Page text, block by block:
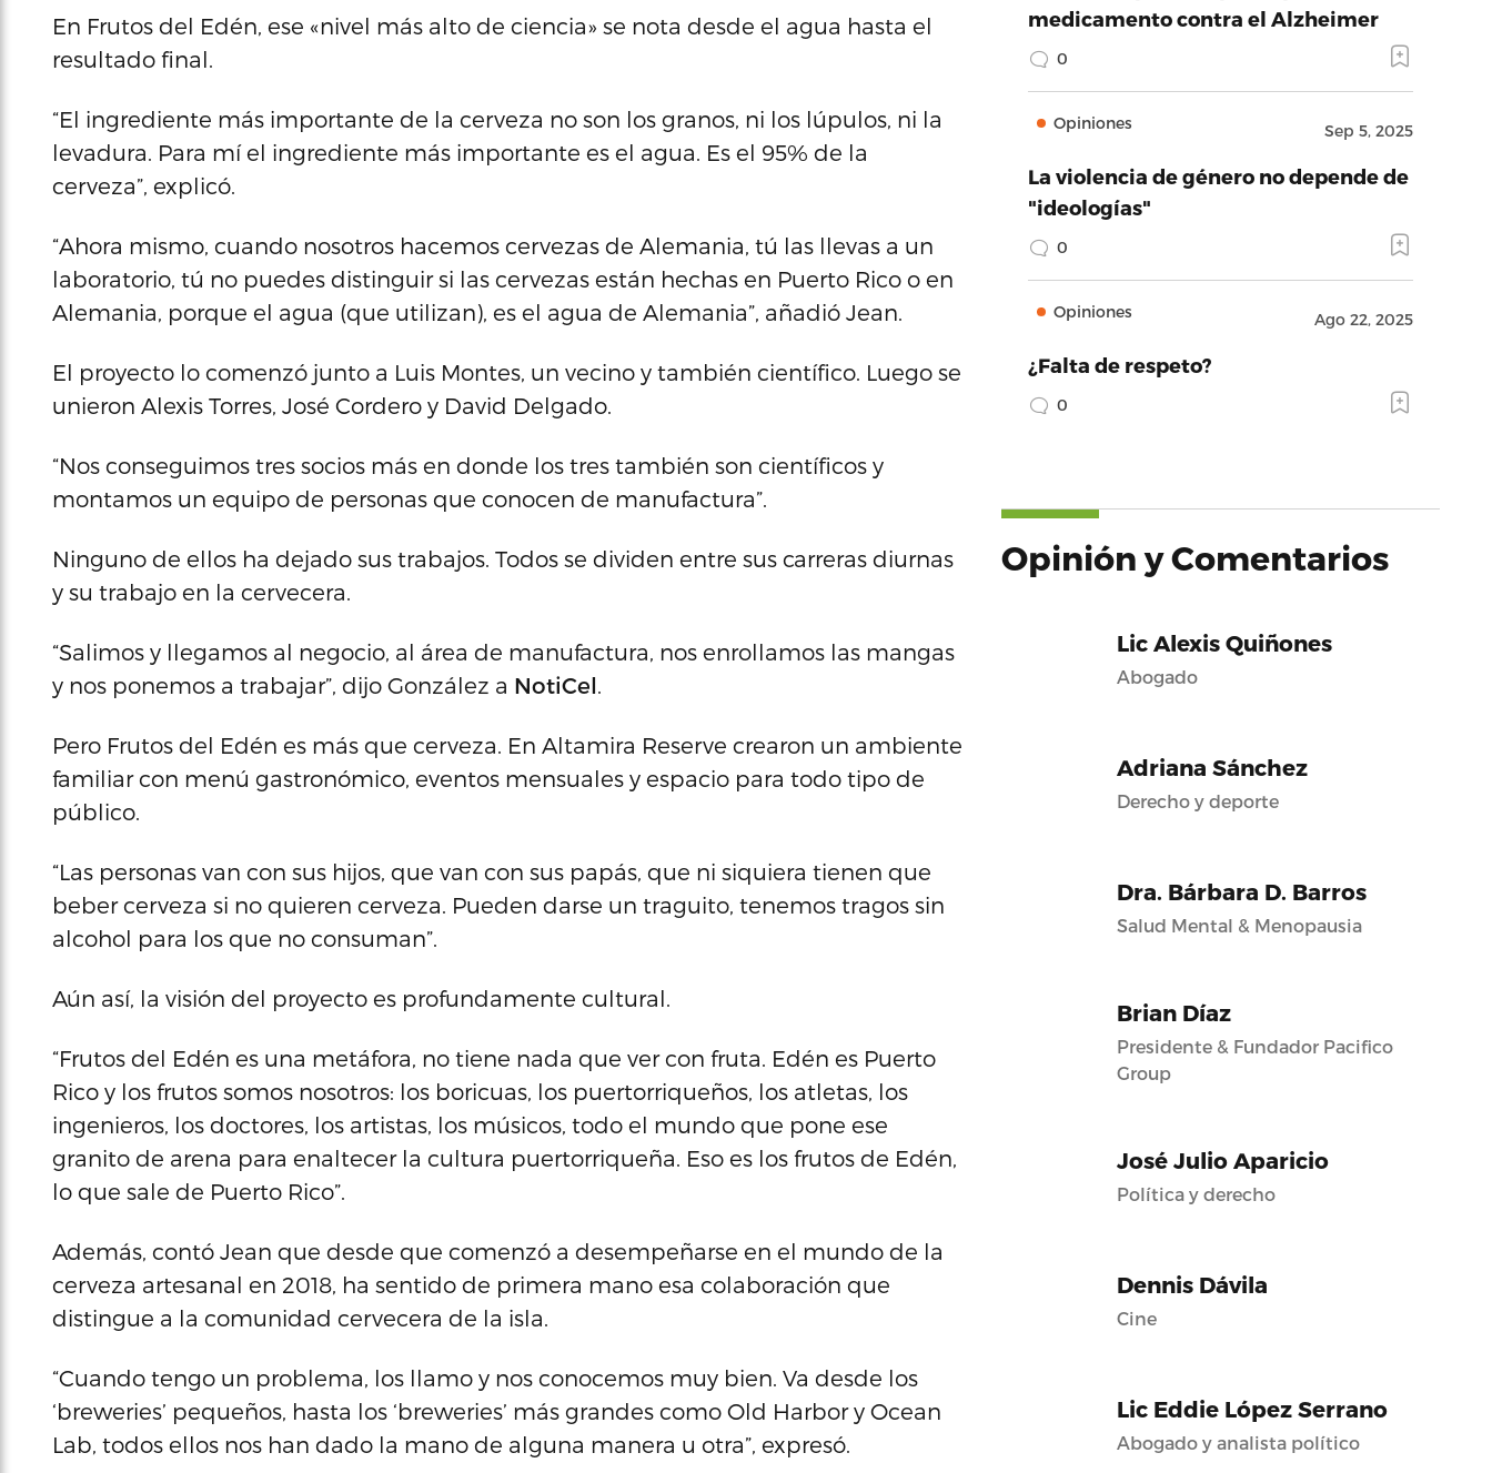
En Frutos del Edén, ese «nivel más alto de ciencia» se nota desde el agua hasta el
resultado final.
“El ingrediente más importante de la cerveza no son los granos, ni los lúpulos, ni la
levadura. Para mí el ingrediente más importante es el agua. Es el 95% de la
cerveza”, explicó.
“Ahora mismo, cuando nosotros hacemos cervezas de Alemania, tú las llevas a un
laboratorio, tú no puedes distinguir si las cervezas están hechas en Puerto Rico o en
Alemania, porque el agua (que utilizan), es el agua de Alemania”, añadió Jean.
El proyecto lo comenzó junto a Luis Montes, un vecino y también científico. Luego se
unieron Alexis Torres, José Cordero y David Delgado.
“Nos conseguimos tres socios más en donde los tres también son científicos y
montamos un equipo de personas que conocen de manufactura”.
Ninguno de ellos ha dejado sus trabajos. Todos se dividen entre sus carreras diurnas
y su trabajo en la cervecera.
“Salimos y llegamos al negocio, al área de manufactura, nos enrollamos las mangas
y nos ponemos a trabajar”, dijo González a NotiCel.
Pero Frutos del Edén es más que cerveza. En Altamira Reserve crearon un ambiente
familiar con menú gastronómico, eventos mensuales y espacio para todo tipo de
público.
“Las personas van con sus hijos, que van con sus papás, que ni siquiera tienen que
beber cerveza si no quieren cerveza. Pueden darse un traguito, tenemos tragos sin
alcohol para los que no consuman”.
Aún así, la visión del proyecto es profundamente cultural.
“Frutos del Edén es una metáfora, no tiene nada que ver con fruta. Edén es Puerto
Rico y los frutos somos nosotros: los boricuas, los puertorriqueños, los atletas, los
ingenieros, los doctores, los artistas, los músicos, todo el mundo que pone ese
granito de arena para enaltecer la cultura puertorriqueña. Eso es los frutos de Edén,
lo que sale de Puerto Rico”.
Además, contó Jean que desde que comenzó a desempeñarse en el mundo de la
cerveza artesanal en 2018, ha sentido de primera mano esa colaboración que
distingue a la comunidad cervecera de la isla.
“Cuando tengo un problema, los llamo y nos conocemos muy bien. Va desde los
‘breweries’ pequeños, hasta los ‘breweries’ más grandes como Old Harbor y Ocean
Lab, todos ellos nos han dado la mano de alguna manera u otra”, expresó.
medicamento contra el Alzheimer
0
Opiniones Sep 5, 2025
La violencia de género no depende de
"ideologías"
0
Opiniones Ago 22, 2025
¿Falta de respeto?
0
Opinión y Comentarios
Lic Alexis Quiñones
Abogado
Adriana Sánchez
Derecho y deporte
Dra. Bárbara D. Barros
Salud Mental & Menopausia
Brian Díaz
Presidente & Fundador Pacifico
Group
José Julio Aparicio
Política y derecho
Dennis Dávila
Cine
Lic Eddie López Serrano
Abogado y analista político